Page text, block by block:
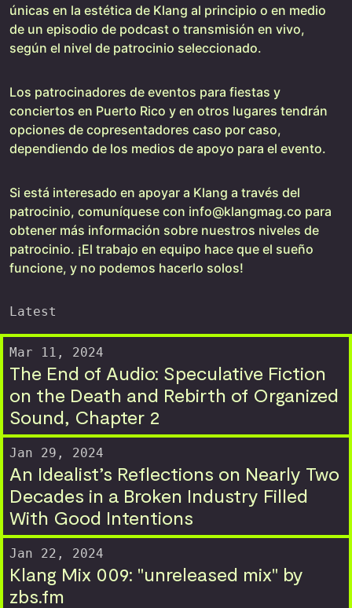
únicas en la estética de Klang al principio o en medio
de un episodio de podcast o transmisión en vivo,
según el nivel de patrocinio seleccionado.
Los patrocinadores de eventos para fiestas y
conciertos en Puerto Rico y en otros lugares tendrán
opciones de copresentadores caso por caso,
dependiendo de los medios de apoyo para el evento.
Si está interesado en apoyar a Klang a través del
patrocinio, comuníquese con info@klangmag.co para
obtener más información sobre nuestros niveles de
patrocinio. ¡El trabajo en equipo hace que el sueño
funcione, y no podemos hacerlo solos!
Latest
Mar 11, 2024
The End of Audio: Speculative Fiction
on the Death and Rebirth of Organized
Sound, Chapter 2
Jan 29, 2024
An Idealist’s Reflections on Nearly Two
Decades in a Broken Industry Filled
With Good Intentions
Jan 22, 2024
Klang Mix 009: "unreleased mix" by
zbs.fm